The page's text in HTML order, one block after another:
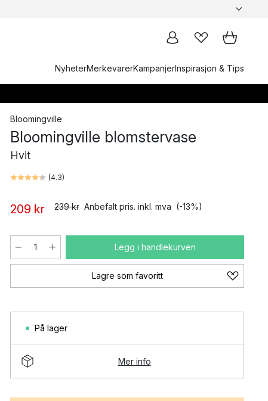
NyheterMerkevarerKampanjerInspirasjon & Tips
Bloomingville
Bloomingville blomstervase
Hvit
(4.3)
209 kr 239 kr Anbefalt pris. inkl. mva (-13%)
Legg i handlekurven
Lagre som favoritt
På lager
Mer info